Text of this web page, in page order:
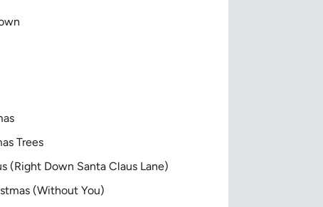
Trees
(Right Down Santa Claus Lane)
(Without You)